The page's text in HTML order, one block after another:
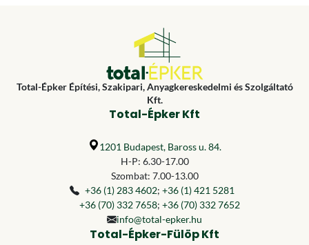
Total-Épker Építési, Szakipari, Anyagkereskedelmi és Szolgáltató
Kft.
Total-Épker Kft
1201 Budapest, Baross u. 84.
H-P: 6.30-17.00
Szombat: 7.00-13.00
+36 (1) 283 4602; +36 (1) 421 5281
+36 (70) 332 7658; +36 (70) 332 7652
info@total-epker.hu
Total-Épker-Fülöp Kft